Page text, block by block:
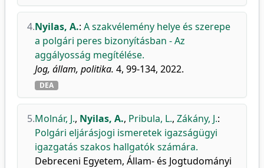
4.Nyilas, A.: A szakvélemény helye és szerepe
a polgári peres bizonyításban - Az
aggályosság megítélése.
Jog, állam, politika. 4, 99-134, 2022.
DEA
5.Molnár, J., Nyilas, A., Pribula, L., Zákány, J.:
Polgári eljárásjogi ismeretek igazságügyi
igazgatás szakos hallgatók számára.
Debreceni Egyetem, Állam- és Jogtudományi